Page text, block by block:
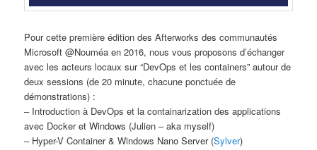
Pour cette première édition des Afterworks des communautés
Microsoft @Nouméa en 2016, nous vous proposons d’échanger
avec les acteurs locaux sur “DevOps et les containers” autour de
deux sessions (de 20 minute, chacune ponctuée de
démonstrations) :
– Introduction à DevOps et la containarization des applications
avec Docker et Windows (Julien – aka myself)
– Hyper-V Container & Windows Nano Server (Sylver)